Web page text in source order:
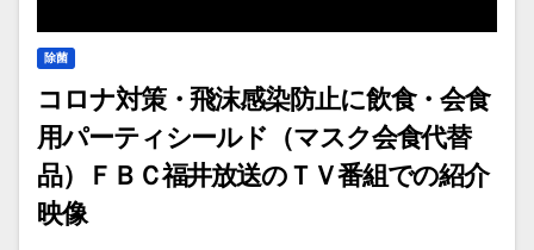
除菌
コロナ対策・飛沫感染防止に飲食・会食
用パーティシールド（マスク会食代替
品）ＦＢＣ福井放送のＴＶ番組での紹介
映像